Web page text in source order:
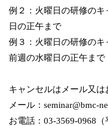
例２：火曜日の研修の
日の正午まで
例３：火曜日の研修の
前週の水曜日の正午まで
キャンセルはメール又は
メール：seminar@bmc-
お電話：03-3569-0968